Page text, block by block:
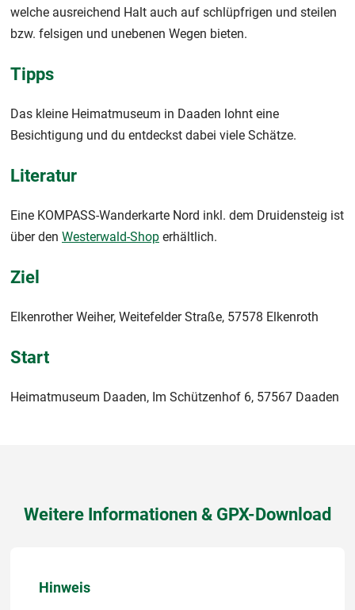
welche ausreichend Halt auch auf schlüpfrigen und steilen
bzw. felsigen und unebenen Wegen bieten.
Tipps
Das kleine Heimatmuseum in Daaden lohnt eine
Besichtigung und du entdeckst dabei viele Schätze.
Literatur
Eine KOMPASS-Wanderkarte Nord inkl. dem Druidensteig ist
über den Westerwald-Shop erhältlich.
Ziel
Elkenrother Weiher, Weitefelder Straße, 57578 Elkenroth
Start
Heimatmuseum Daaden, Im Schützenhof 6, 57567 Daaden
Weitere Informationen & GPX-Download
Hinweis